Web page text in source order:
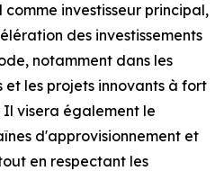
investisseur principal,
des investissements
notamment dans les
et les projets innovants à fort
visera également le
d'approvisionnement et
en respectant les